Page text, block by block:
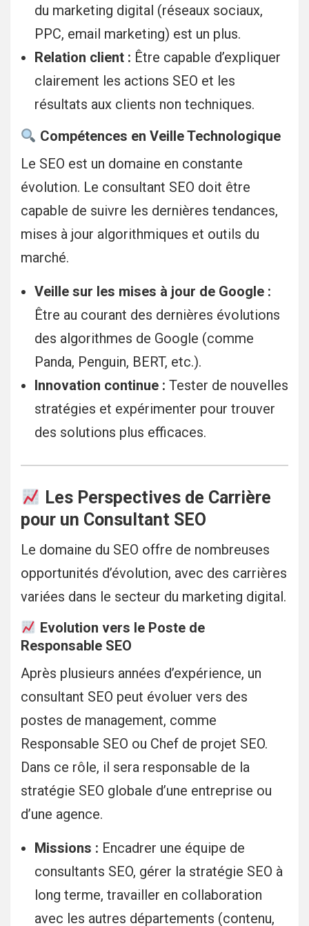
du marketing digital (réseaux sociaux,
PPC, email marketing) est un plus.
Relation client : Être capable d’expliquer
clairement les actions SEO et les
résultats aux clients non techniques.
Compétences en Veille Technologique
Le SEO est un domaine en constante
évolution. Le consultant SEO doit être
capable de suivre les dernières tendances,
mises à jour algorithmiques et outils du
marché.
Veille sur les mises à jour de Google :
Être au courant des dernières évolutions
des algorithmes de Google (comme
Panda, Penguin, BERT, etc.).
Innovation continue : Tester de nouvelles
stratégies et expérimenter pour trouver
des solutions plus efficaces.
Les Perspectives de Carrière
pour un Consultant SEO
Le domaine du SEO offre de nombreuses
opportunités d’évolution, avec des carrières
variées dans le secteur du marketing digital.
Evolution vers le Poste de
Responsable SEO
Après plusieurs années d’expérience, un
consultant SEO peut évoluer vers des
postes de management, comme
Responsable SEO ou Chef de projet SEO.
Dans ce rôle, il sera responsable de la
stratégie SEO globale d’une entreprise ou
d’une agence.
Missions : Encadrer une équipe de
consultants SEO, gérer la stratégie SEO à
long terme, travailler en collaboration
avec les autres départements (contenu,